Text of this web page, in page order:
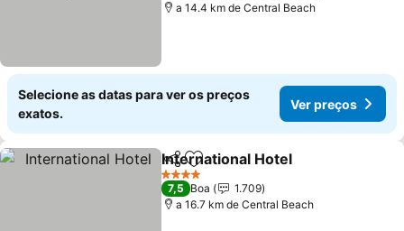
a 14.4 km de Central Beach
Selecione as datas para ver os preços
exatos.
Ver preços
PartilharAdicionar aos favoritos
International Hotel
4 Estrelas
7,5 Boa
1.709
a 16.7 km de Central Beach